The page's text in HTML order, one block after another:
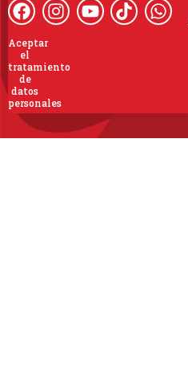
Aceptar
el
tratamiento
de
datos
personales